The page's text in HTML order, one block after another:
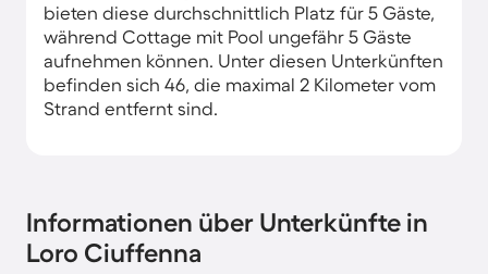
bieten diese durchschnittlich Platz für 5 Gäste,
während Cottage mit Pool ungefähr 5 Gäste
aufnehmen können. Unter diesen Unterkünften
befinden sich 46, die maximal 2 Kilometer vom
Strand entfernt sind.
Informationen über Unterkünfte in
Loro Ciuffenna